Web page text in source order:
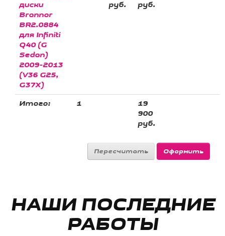
диски
Brannor
BR2.0884
для Infiniti
Q40 (G
Sedan)
2009-2013
(V36 G25,
G37X)
руб.
руб.
Итого: 1
19
900
руб.
НАШИ ПОСЛЕДНИЕ
РАБОТЫ